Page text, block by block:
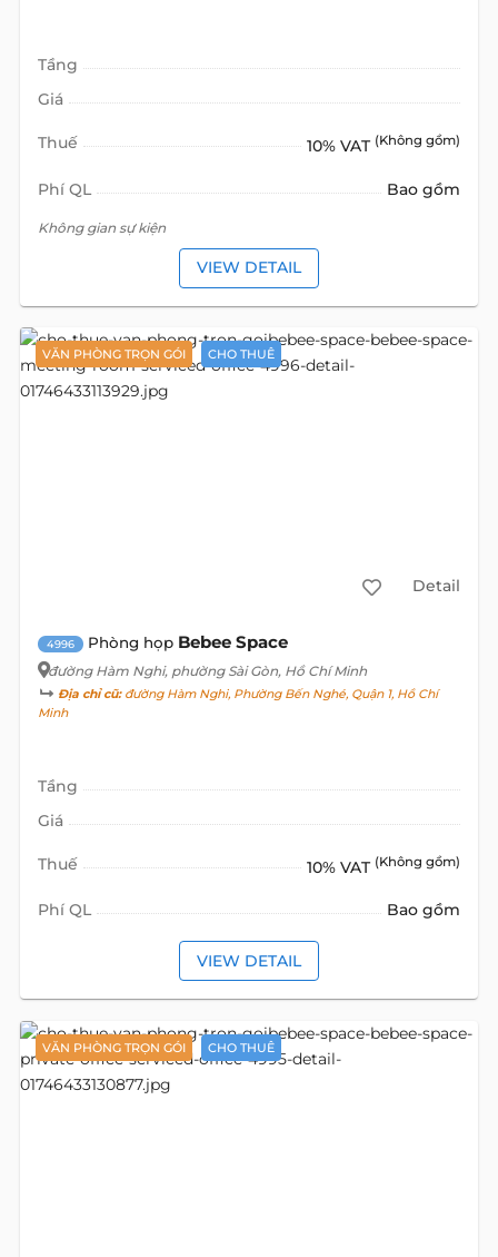
Tầng
Giá
Thuế 10% VAT (Không gồm)
Phí QL Bao gồm
Không gian sự kiện
VIEW DETAIL
VĂN PHÒNG TRỌN GÓI CHO THUÊ
Detail
4996 Phòng họp Bebee Space
đường Hàm Nghi, phường Sài Gòn, Hồ Chí Minh
Địa chỉ cũ:đường Hàm Nghi, Phường Bến Nghé, Quận 1, Hồ Chí
Minh
Tầng
Giá
Thuế 10% VAT (Không gồm)
Phí QL Bao gồm
VIEW DETAIL
VĂN PHÒNG TRỌN GÓI CHO THUÊ